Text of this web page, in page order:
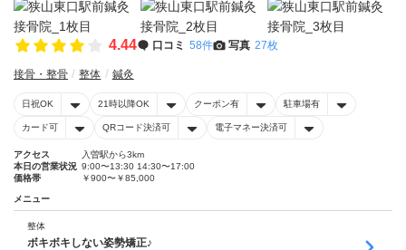
4.44 口コミ 58件 写真 27枚
接骨・整骨 整体 鍼灸
日祝OK 21時以降OK クーポン有 駐車場有
カード可 QRコード決済可 電子マネー決済可
アクセス
入曽駅から3km
本日の営業状況 9:00〜13:30 14:30〜17:00
価格帯
￥900〜￥85,000
メニュー
整体
ボキボキしない姿勢矯正♪